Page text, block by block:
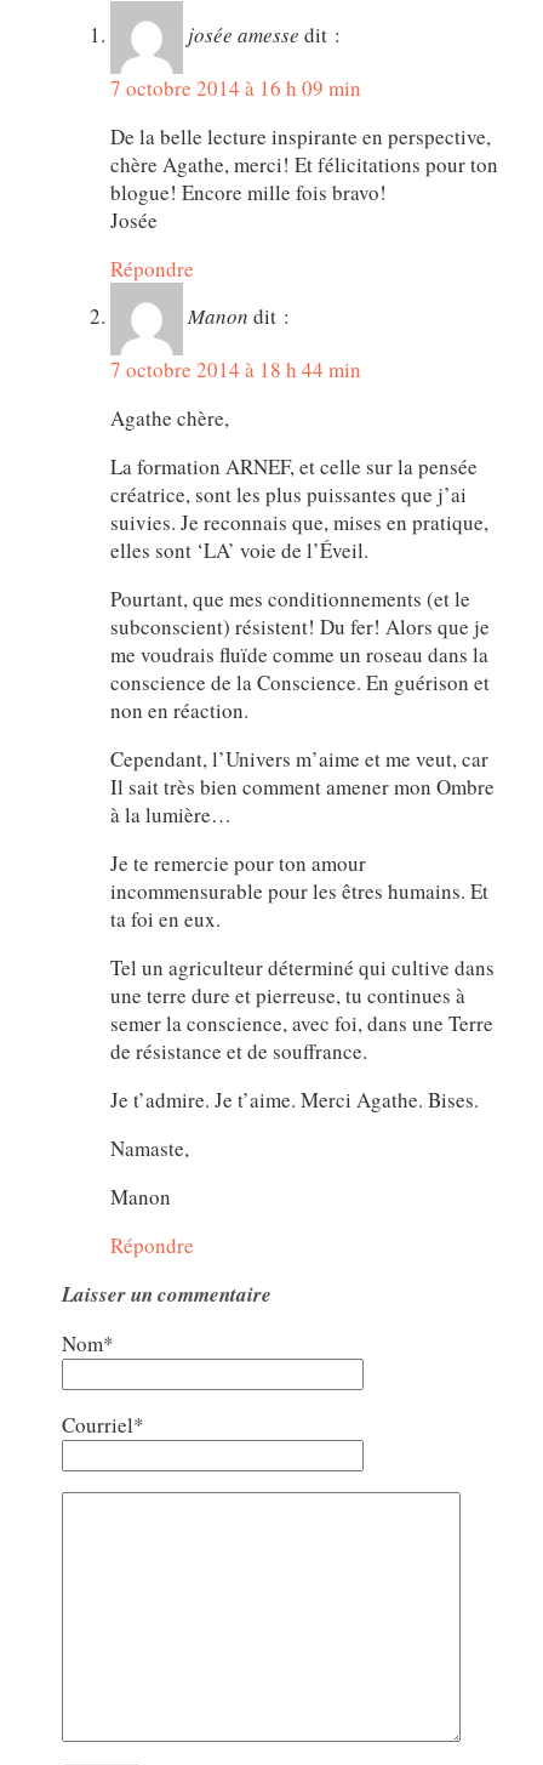
josée amesse dit :
7 octobre 2014 à 16 h 09 min
De la belle lecture inspirante en perspective,
chère Agathe, merci! Et félicitations pour ton
blogue! Encore mille fois bravo!
Josée
Répondre
Manon dit :
7 octobre 2014 à 18 h 44 min
Agathe chère,
La formation ARNEF, et celle sur la pensée
créatrice, sont les plus puissantes que j’ai
suivies. Je reconnais que, mises en pratique,
elles sont ‘LA’ voie de l’Éveil.
Pourtant, que mes conditionnements (et le
subconscient) résistent! Du fer! Alors que je
me voudrais fluïde comme un roseau dans la
conscience de la Conscience. En guérison et
non en réaction.
Cependant, l’Univers m’aime et me veut, car
Il sait très bien comment amener mon Ombre
à la lumière…
Je te remercie pour ton amour
incommensurable pour les êtres humains. Et
ta foi en eux.
Tel un agriculteur déterminé qui cultive dans
une terre dure et pierreuse, tu continues à
semer la conscience, avec foi, dans une Terre
de résistance et de souffrance.
Je t’admire. Je t’aime. Merci Agathe. Bises.
Namaste,
Manon
Répondre
Laisser un commentaire
Nom*
Courriel*